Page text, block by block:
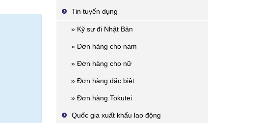
Tin tuyển dụng
» Kỹ sư đi Nhật Bản
» Đơn hàng cho nam
» Đơn hàng cho nữ
» Đơn hàng đặc biệt
» Đơn hàng Tokutei
Quốc gia xuất khẩu lao động